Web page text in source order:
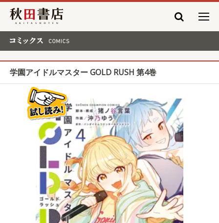
秋田書店
学園アイドルマスター GOLD RUSH 第4巻